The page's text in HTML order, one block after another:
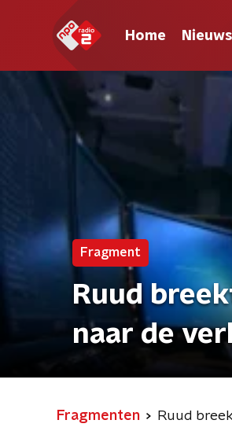
Home Nieuws
Fragment
Ruud
naar de
Fragmenten Ruud